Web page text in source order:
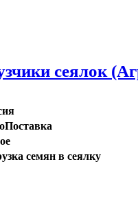
сеялок
семян в сеялку